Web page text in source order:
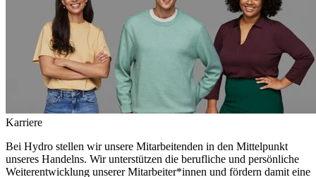
Karriere
Bei Hydro stellen wir unsere Mitarbeitenden in den Mittelpunkt
unseres Handelns. Wir unterstützen die berufliche und persönliche
Weiterentwicklung unserer Mitarbeiter*innen und fördern damit eine